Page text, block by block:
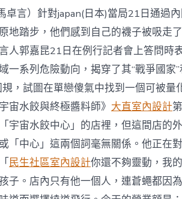
japan(日
本)
允
許
殺
JIUYI
俱
意
住
宅
設
計
傷
性
兵
器
言）針對japan(日本)當局21日通過
地踏步，他們感到自己的襪子被吸走
人郭嘉昆21日在例行記者會上答問時
系列危險動向，揭穿了其“戰爭國家”
，試圖在單戀傻氣中找到一個可被量
宙水餃與終極醬料師》 大直室內設計
宇宙水餃中心」的店裡，但這間店的
「中心」這兩個詞毫無關係。他正在
民生社區室內設計你還不夠靈動，我的
子。店內只有他一個人，連蒼蠅都因